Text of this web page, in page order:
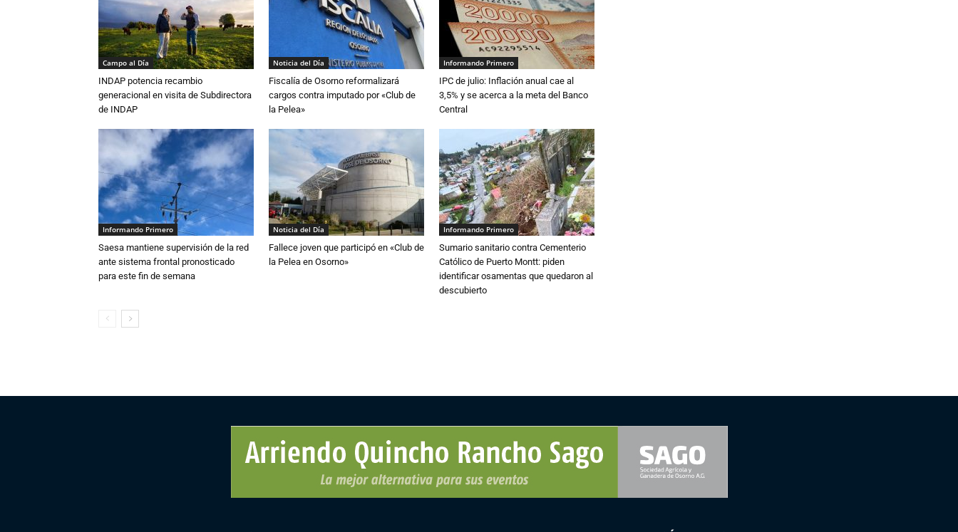
Campo al Día
INDAP potencia recambio
generacional en visita de Subdirectora
de INDAP
Noticia del Día
Fiscalía de Osorno reformalizará
cargos contra imputado por «Club de
la Pelea»
Informando Primero
IPC de julio: Inflación anual cae al
3,5% y se acerca a la meta del Banco
Central
Informando Primero
Saesa mantiene supervisión de la red
ante sistema frontal pronosticado
para este fin de semana
Noticia del Día
Fallece joven que participó en «Club de
la Pelea en Osorno»
Informando Primero
Sumario sanitario contra Cementerio
Católico de Puerto Montt: piden
identificar osamentas que quedaron al
descubierto